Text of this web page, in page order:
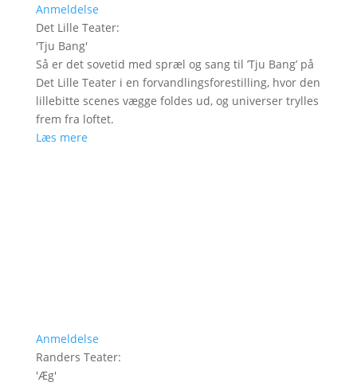
Anmeldelse
Det Lille Teater:
'Tju Bang'
Så er det sovetid med spræl og sang til ’Tju Bang’ på
Det Lille Teater i en forvandlingsforestilling, hvor den
lillebitte scenes vægge foldes ud, og universer trylles
frem fra loftet.
Læs mere
Anmeldelse
Randers Teater:
'Æg'